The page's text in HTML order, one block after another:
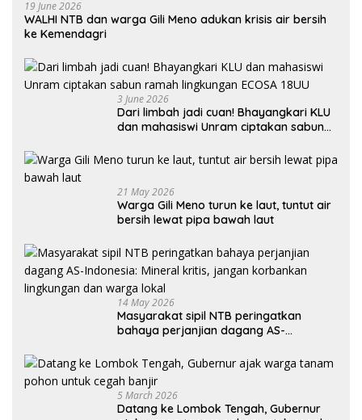
19 June 2026
WALHI NTB dan warga Gili Meno adukan krisis air bersih
ke Kemendagri
3 June 2026
Dari limbah jadi cuan! Bhayangkari KLU
dan mahasiswi Unram ciptakan sabun
21 May 2026
Warga Gili Meno turun ke laut, tuntut air
bersih lewat pipa bawah laut
14 May 2026
Masyarakat sipil NTB peringatkan
bahaya perjanjian dagang AS-
korbankan lingkungan dan warga lokal
5 March 2026
Datang ke Lombok Tengah, Gubernur